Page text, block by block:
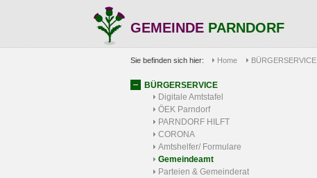
GEMEINDE PARNDORF
Sie befinden sich hier: Home BÜRGERSERVICE
BÜRGERSERVICE
Digitale Amtstafel
ÖEK Parndorf
PARNDORF HILFT
CORONA
Amtshelfer/ Formulare
Gemeindeamt
Parteien & Gemeinderat